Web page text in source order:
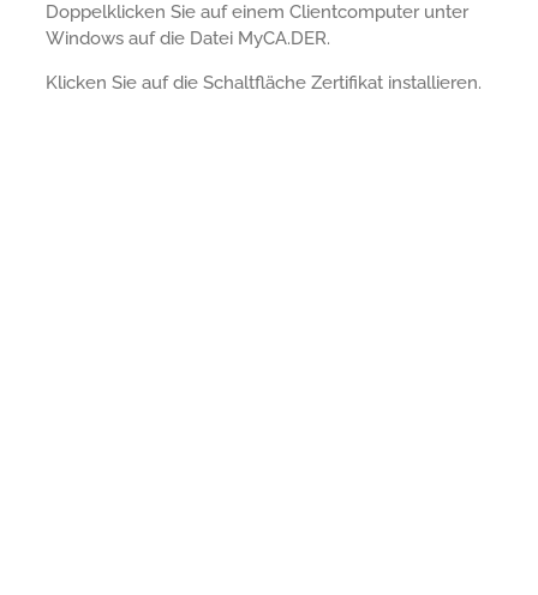
Doppelklicken Sie auf einem Clientcomputer unter
Windows auf die Datei MyCA.DER.
Klicken Sie auf die Schaltfläche Zertifikat installieren.